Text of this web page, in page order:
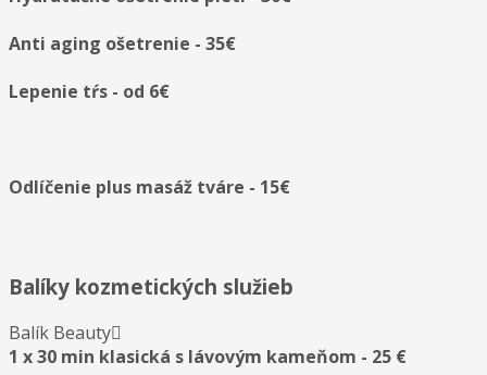
Anti aging ošetrenie - 35€
Lepenie tŕs - od 6€
Odlíčenie plus masáž tváre - 15€
Balíky kozmetických služieb
Balík Beauty
1 x 30 min klasická s lávovým kameňom - 25 €